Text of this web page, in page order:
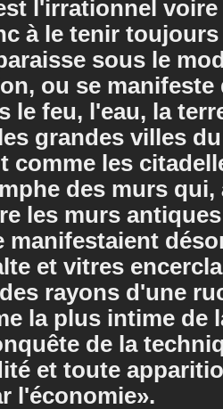
l'irrationnel
à le tenir
sous le
ou se
le feu, l'eau, la
grandes villes
comme les
des murs qui,
les murs
manifestaient
et vitres
rayons d'une
la plus intime de
de la
et toute
l'économie».